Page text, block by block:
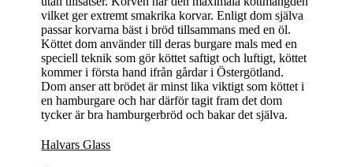
vilket ger extremt smakrika korvar. Enligt dom själva
passar korvarna bäst i bröd tillsammans med en öl.
Köttet dom använder till deras burgare mals med en
speciell teknik som gör köttet saftigt och luftigt, köttet
kommer i första hand ifrån gårdar i Östergötland.
Dom anser att brödet är minst lika viktigt som köttet i
en hamburgare och har därför tagit fram det dom
tycker är bra hamburgerbröd och bakar det själva.
Halvars Glass